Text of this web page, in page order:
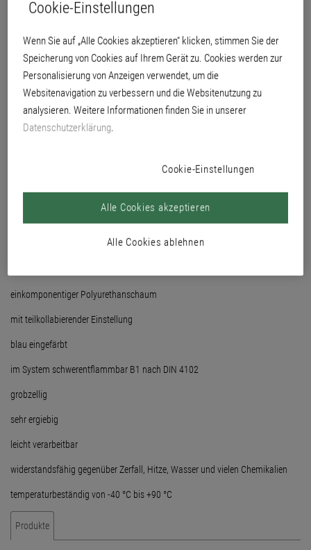
und sicheren Verkleben der Dämmplatten im Brillux WDV-System Qju. Auch
Up Verfahren einsetzbar.
einkomponentiger Polyurethanschaum
mit teilkollabierender Einstellung
blau eingefärbt
im System schwerentflammbar B1 nach DIN 4102
grobzellig
sehr ergiebig
leicht verarbeitbar
widerstandsfähig gegenüber Zerfall, Hitze, Wasser und vielen Chemikalien
temperaturbeständig von -40 °C bis +90 °C
Produkte
Cookie-Einstellungen
Wenn Sie auf „Alle Cookies akzeptieren“ klicken, stimmen Sie der
Speicherung von Cookies auf Ihrem Gerät zu. Cookies werden zur
Personalisierung von Anzeigen verwendet, um die
Websitenavigation zu verbessern und die Websitenutzung zu
analysieren. Weitere Informationen finden Sie in unserer
Datenschutzerklärung.
Cookie-Einstellungen
Alle Cookies ablehnen
Alle Cookies akzeptieren